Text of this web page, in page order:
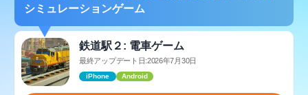
シミュレーションゲーム
鉄道駅２: 電車ゲーム
最終アップデート日:2026年7月30日
iPhone Android